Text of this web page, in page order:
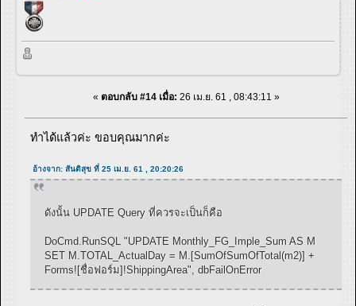
« ตอบกลับ #14 เมื่อ: 26 เม.ย. 61 , 08:43:11 »
ทำได้แล้วค่ะ ขอบคุณมากค่ะ
อ้างจาก: สันติสุข ที่ 25 เม.ย. 61 , 20:20:26
ดังนั้น UPDATE Query ที่ควรจะเป็นก็คือ
DoCmd.RunSQL "UPDATE Monthly_FG_Imple_Sum AS M
SET M.TOTAL_ActualDay = M.[SumOfSumOfTotal(m2)] +
Forms![ชื่อฟอร์ม]!ShippingArea", dbFailOnError